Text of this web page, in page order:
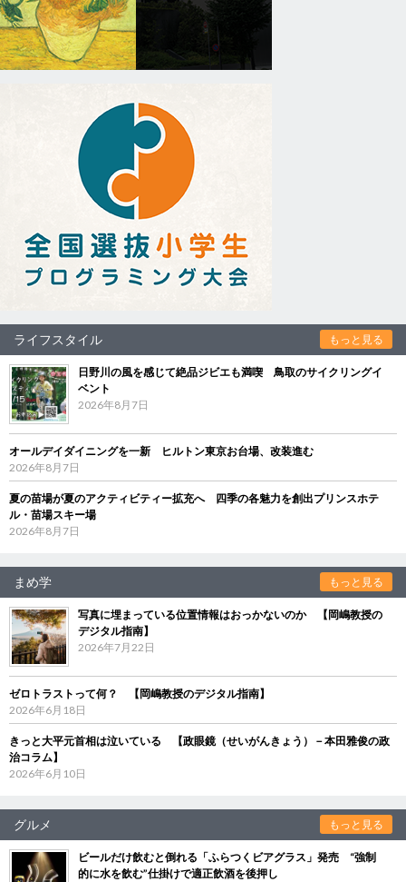
ライフスタイル もっと見る
日野川の風を感じて絶品ジビエも満喫 鳥取のサイクリングイ
ベント
2026年8月7日
オールデイダイニングを一新 ヒルトン東京お台場、改装進む
2026年8月7日
夏の苗場が夏のアクティビティー拡充へ 四季の各魅力を創出プリンスホテ
ル・苗場スキー場
2026年8月7日
まめ学 もっと見る
写真に埋まっている位置情報はおっかないのか 【岡嶋教授の
デジタル指南】
2026年7月22日
ゼロトラストって何？ 【岡嶋教授のデジタル指南】
2026年6月18日
きっと大平元首相は泣いている 【政眼鏡（せいがんきょう）－本田雅俊の政
治コラム】
2026年6月10日
グルメ もっと見る
ビールだけ飲むと倒れる「ふらつくビアグラス」発売 “強制
的に水を飲む”仕掛けで適正飲酒を後押し